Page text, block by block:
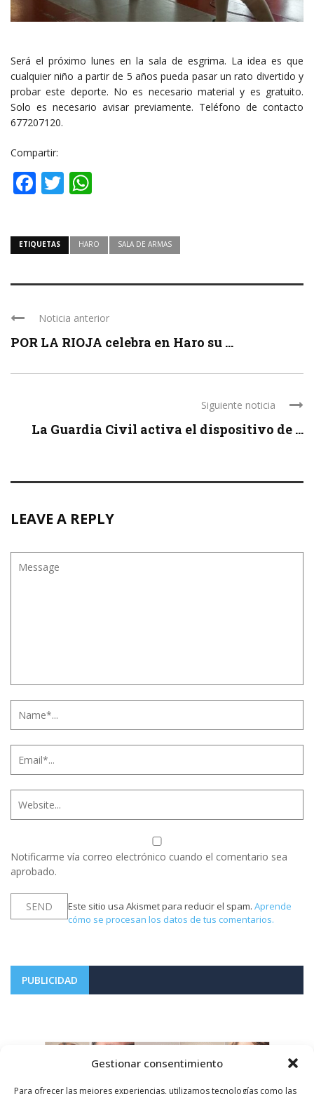
Gestionar consentimiento
Para ofrecer las mejores experiencias, utilizamos tecnologías como las
Será el próximo lunes en la sala de esgrima. La idea es que
cualquier niño a partir de 5 años pueda pasar un rato divertido y
probar este deporte. No es necesario material y es gratuito.
Solo es necesario avisar previamente. Teléfono de contacto
677207120.
Compartir:
Facebook
Twitter
ETIQUETAS HARO SALA DE ARMAS
Noticia anterior
POR LA RIOJA celebra en Haro su ...
Siguiente noticia
La Guardia Civil activa el dispositivo de ...
LEAVE A REPLY
Notificarme vía correo electrónico cuando el comentario sea
aprobado.
Este sitio usa Akismet para reducir el spam. Aprende
cómo se procesan los datos de tus comentarios.
PUBLICIDAD